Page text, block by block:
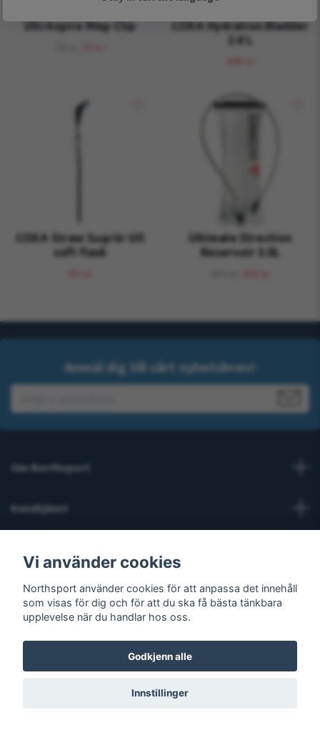
UltrAspire Mag-Clip
COXA Hydration Bladder
COXA Straw Sugrör till
soft flask
Ultimate Direction
Reservoir 3.0L
Anmäl dig till vårt nyhetsbrev!
Om Northsport
Kundtjänst
Sosiale medier
© 2026 Northsport
Vi använder cookies
Northsport använder cookies för att anpassa det innehåll
som visas för dig och för att du ska få bästa tänkbara
upplevelse när du handlar hos oss.
Godkjenn alle
Innstillinger